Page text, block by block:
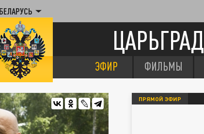
БЕЛАРУСЬ
ЦАРЬГРАД
ЭФИР ФИЛЬМЫ
ПРЯМОЙ ЭФИР